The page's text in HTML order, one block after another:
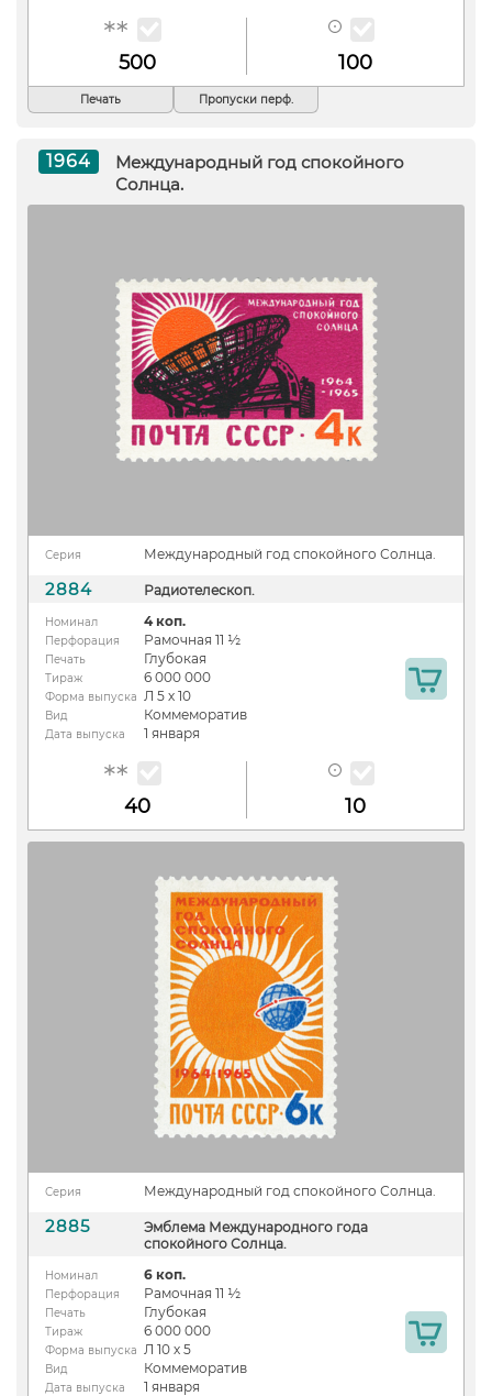
500 100
Печать Пропуски перф.
1964
Международный год спокойного
Солнца.
Серия Международный год спокойного Солнца.
2884 Радиотелескоп.
Номинал 4 коп.
Перфорация Рамочная 11 ½
Печать Глубокая
Тираж 6 000 000
Форма выпуска Л 5 х 10
Вид Коммеморатив
Дата выпуска 1 января
40 10
Серия Международный год спокойного Солнца.
2885
Эмблема Международного года
спокойного Солнца.
Номинал 6 коп.
Перфорация Рамочная 11 ½
Печать Глубокая
Тираж 6 000 000
Форма выпуска Л 10 х 5
Вид Коммеморатив
Дата выпуска 1 января